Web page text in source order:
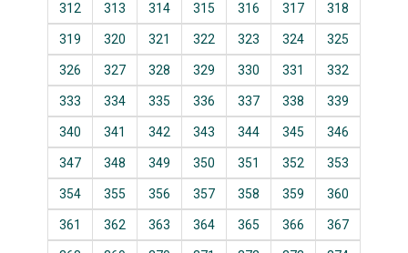
312 313 314 315 316 317 318
319 320 321 322 323 324 325
326 327 328 329 330 331 332
333 334 335 336 337 338 339
340 341 342 343 344 345 346
347 348 349 350 351 352 353
354 355 356 357 358 359 360
361 362 363 364 365 366 367